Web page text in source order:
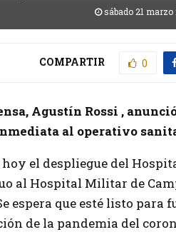
sábado 21 marzo
COMPARTIR 0
Agustín Rossi ,
al operativo
el despliegue del
al Hospital Militar de
espera que esté listo
de la pandemia del